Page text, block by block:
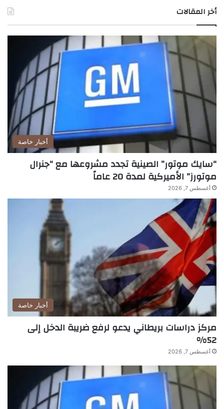
أخر المقالات
أخبار خاصة
“سايك موتور” الصينية تجدد مشروعها مع “جنرال
موتورز” الأميركية لمدة 20 عاماً
أغسطس 7, 2026
أخبار خاصة
مركز دراسات بريطاني يدعو لرفع ضريبة الدخل إلى
52%
أغسطس 7, 2026